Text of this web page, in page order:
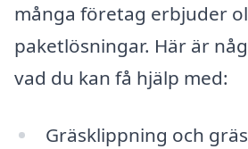
många företag erbjuder
paketlösningar. Här är
vad du kan få hjälp med:
Gräsklippning och